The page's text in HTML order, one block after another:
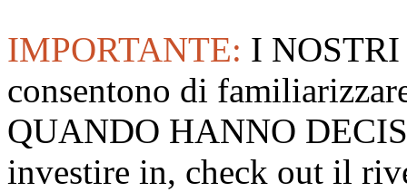
IMPORTANTE: I
consentono di
QUANDO HANNO
investire in, check out il